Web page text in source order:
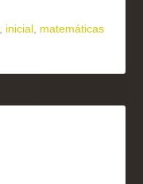
inicial matemáticas